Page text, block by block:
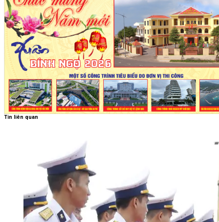
Tin liên quan